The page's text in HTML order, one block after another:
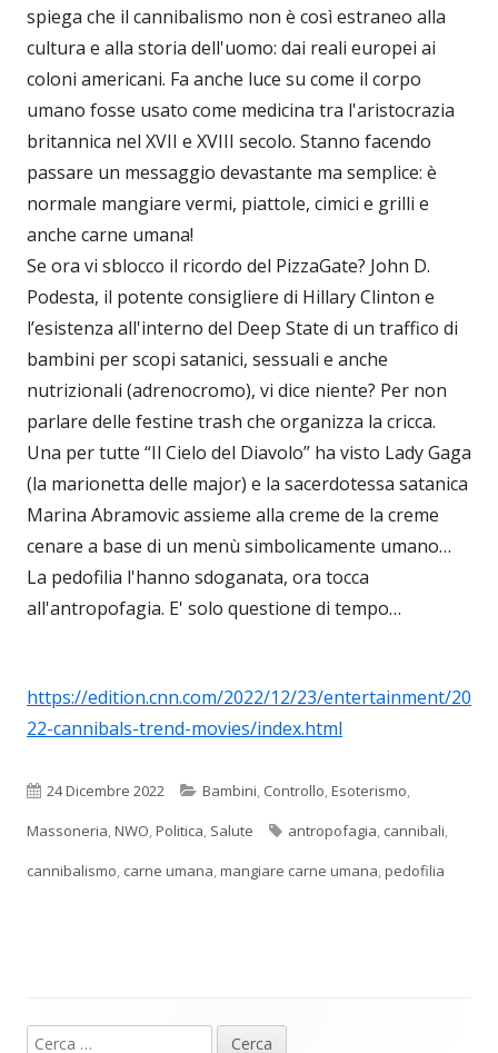
spiega che il cannibalismo non è così estraneo alla
cultura e alla storia dell'uomo: dai reali europei ai
coloni americani. Fa anche luce su come il corpo
umano fosse usato come medicina tra l'aristocrazia
britannica nel XVII e XVIII secolo. Stanno facendo
passare un messaggio devastante ma semplice: è
normale mangiare vermi, piattole, cimici e grilli e
anche carne umana!
Se ora vi sblocco il ricordo del PizzaGate? John D.
Podesta, il potente consigliere di Hillary Clinton e
l’esistenza all'interno del Deep State di un traffico di
bambini per scopi satanici, sessuali e anche
nutrizionali (adrenocromo), vi dice niente? Per non
parlare delle festine trash che organizza la cricca.
Una per tutte “Il Cielo del Diavolo” ha visto Lady Gaga
(la marionetta delle major) e la sacerdotessa satanica
Marina Abramovic assieme alla creme de la creme
cenare a base di un menù simbolicamente umano…
La pedofilia l'hanno sdoganata, ora tocca
all'antropofagia. E' solo questione di tempo…
https://edition.cnn.com/2022/12/23/entertainment/20
22-cannibals-trend-movies/index.html
Pubblicato
24 Dicembre 2022 Categorie
Bambini, Controllo,Esoterismo,
Massoneria,NWO,Politica, Salute Tag
antropofagia, cannibali,
cannibalismo, carne umana,mangiare carne umana,pedofilia
Ricerca